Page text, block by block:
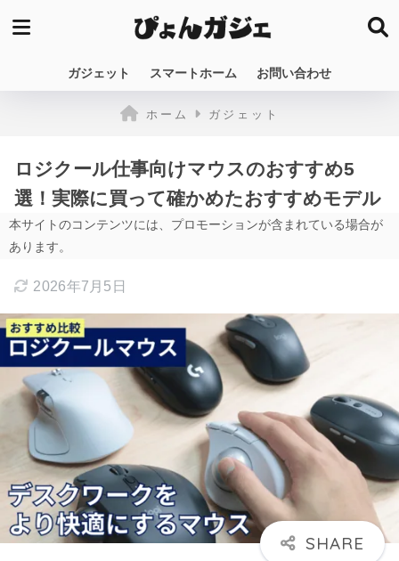
ガジェット スマートホーム お問い合わせ
ホーム ガジェット
ロジクール仕事向けマウスのおすすめ5
選！実際に買って確かめたおすすめモデル
本サイトのコンテンツには、プロモーションが含まれている場合が
あります。
2026年7月5日